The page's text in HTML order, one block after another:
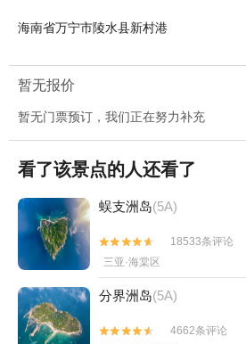
海南省万宁市陵水县新村港
暂无报价
暂无门票预订，我们正在努力补充
看了该景点的人还看了
蜈支洲岛(5A)


18533条评论
三亚·海棠区
分界洲岛(5A)


4662条评论